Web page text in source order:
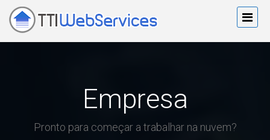
Empresa
Pronto para começar a trabalhar na nuvem?